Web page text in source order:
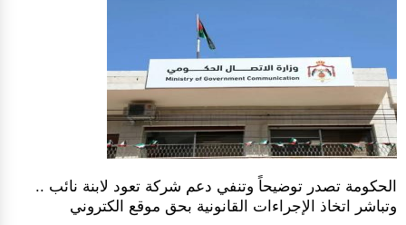
الحكومة تصدر توضيحاً وتنفي دعم شركة تعود لابنة نائب ..
وتباشر اتخاذ الإجراءات القانونية بحق موقع الكتروني